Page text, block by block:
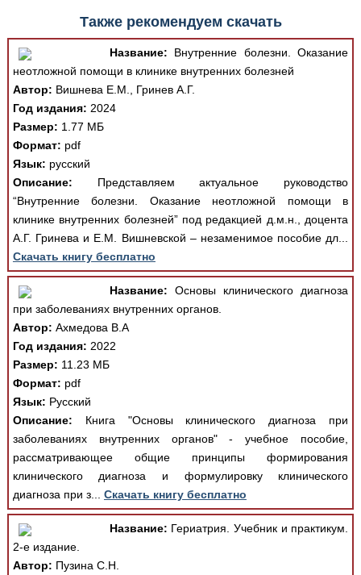
Также рекомендуем скачать
Название: Внутренние болезни. Оказание
неотложной помощи в клинике внутренних болезней
Автор: Вишнева Е.М., Гринев А.Г.
Год издания: 2024
Размер: 1.77 МБ
Формат: pdf
Язык: русский
Описание: Представляем актуальное руководство
“Внутренние болезни. Оказание неотложной помощи в
клинике внутренних болезней” под редакцией д.м.н., доцента
А.Г. Гринева и Е.М. Вишневской – незаменимое пособие дл...
Скачать книгу бесплатно
Название: Основы клинического диагноза
при заболеваниях внутренних органов.
Автор: Ахмедова В.А
Год издания: 2022
Размер: 11.23 МБ
Формат: pdf
Язык: Русский
Описание: Книга "Основы клинического диагноза при
заболеваниях внутренних органов" - учебное пособие,
рассматривающее общие принципы формирования
клинического диагноза и формулировку клинического
диагноза при з... Скачать книгу бесплатно
Название: Гериатрия. Учебник и практикум.
2-е издание.
Автор: Пузина С.Н.